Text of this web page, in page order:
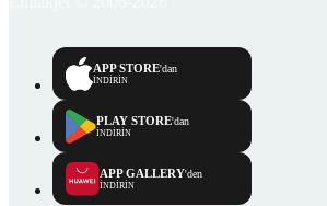
APP STORE'dan
İNDİRİN
PLAY STORE'dan
İNDİRİN
APP GALLERY'den
İNDİRİN